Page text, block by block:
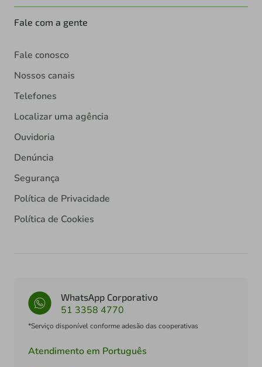
Fale com a gente
Fale conosco
Nossos canais
Telefones
Localizar uma agência
Ouvidoria
Denúncia
Segurança
Política de Privacidade
Política de Cookies
WhatsApp Corporativo
51 3358 4770
*Serviço disponível conforme adesão das cooperativas
Atendimento em Português